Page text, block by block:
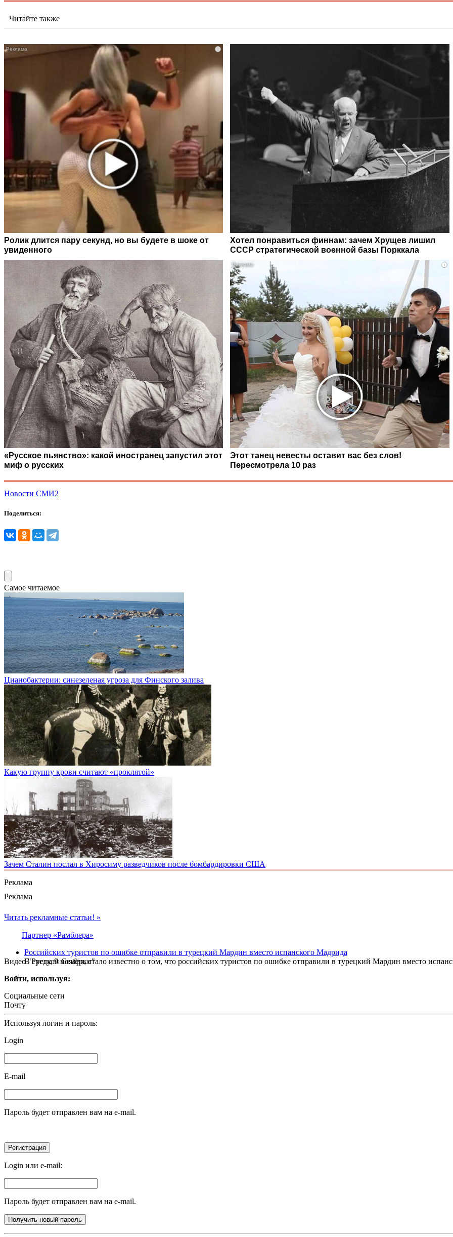
Читайте также
i
Ролик длится пару секунд, но вы будете в шоке от
увиденного
Хотел понравиться финнам: зачем Хрущев лишил
СССР стратегической военной базы Порккала
«Русское пьянство»: какой иностранец запустил этот
миф о русских
i
Этот танец невесты оставит вас без слов!
Пересмотрела 10 раз
Новости СМИ2
Поделиться:
Самое читаемое
Цианобактерии: синезеленая угроза для Финского залива
Какую группу крови считают «проклятой»
Зачем Сталин послал в Хиросиму разведчиков после бомбардировки США
Реклама
Реклама
Видео "Русской Семёрки"
Читать рекламные статьи! »
Партнер «Рамблера»
Российских туристов по ошибке отправили в турецкий Мардин вместо испанского Мадрида
В среду, 9 ноября, стало известно о том, что российских туристов по ошибке отправили в турецкий Мардин вместо
Войти, используя:
Социальные сети
Почту
Используя логин и пароль:
Login
E-mail
Пароль будет отправлен вам на e-mail.
Login или e-mail:
Пароль будет отправлен вам на e-mail.